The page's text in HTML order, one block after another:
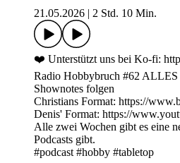
21.05.2026
2 Std. 10 Min.
❤️ Unterstützt uns bei Ko-fi:
Radio Hobbybruch #62
Shownotes folgen
Christians Format: https://
Denis' Format: https://
Alle zwei Wochen gibt es eine
Podcasts gibt.
#podcast #hobby #tabletop